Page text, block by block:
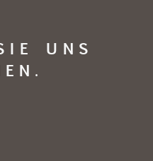
UNS